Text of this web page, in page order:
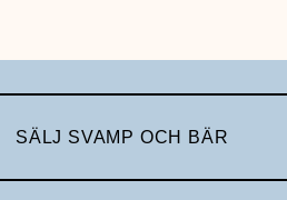
SÄLJ SVAMP OCH BÄR